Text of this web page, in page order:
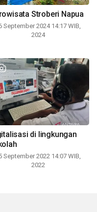
Stroberi Napua
September 2024 14:17 WIB,
2024
di lingkungan
September 2022 14:07 WIB,
2022